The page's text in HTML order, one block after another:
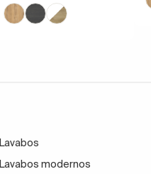
Lavabos
Lavabos modernos